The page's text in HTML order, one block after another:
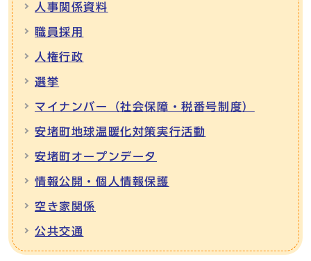
人事関係資料
職員採用
人権行政
選挙
マイナンバー（社会保障・税番号制度）
安堵町地球温暖化対策実行活動
安堵町オープンデータ
情報公開・個人情報保護
空き家関係
公共交通